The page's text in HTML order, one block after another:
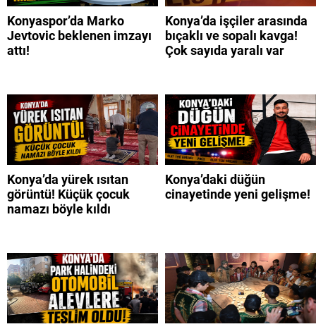
Konyaspor’da Marko
Jevtovic beklenen imzayı
attı!
Konya’da işçiler arasında
bıçaklı ve sopalı kavga!
Çok sayıda yaralı var
Konya’da yürek ısıtan
görüntü! Küçük çocuk
namazı böyle kıldı
Konya’daki düğün
cinayetinde yeni gelişme!